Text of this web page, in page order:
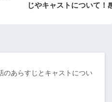
じやキャストについて！
のあらすじとキャストについ